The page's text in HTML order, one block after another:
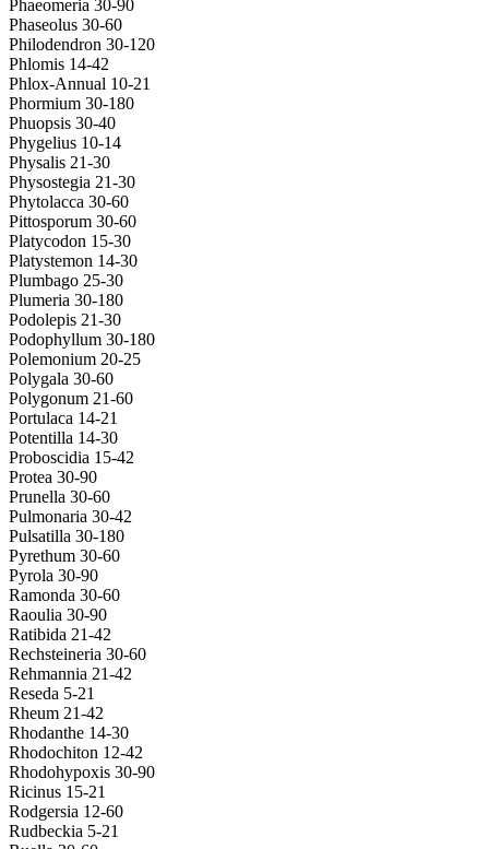
Phaeomeria 30-90
Phaseolus 30-60
Philodendron 30-120
Phlomis 14-42
Phlox-Annual 10-21
Phormium 30-180
Phuopsis 30-40
Phygelius 10-14
Physalis 21-30
Physostegia 21-30
Phytolacca 30-60
Pittosporum 30-60
Platycodon 15-30
Platystemon 14-30
Plumbago 25-30
Plumeria 30-180
Podolepis 21-30
Podophyllum 30-180
Polemonium 20-25
Polygala 30-60
Polygonum 21-60
Portulaca 14-21
Potentilla 14-30
Proboscidia 15-42
Protea 30-90
Prunella 30-60
Pulmonaria 30-42
Pulsatilla 30-180
Pyrethum 30-60
Pyrola 30-90
Ramonda 30-60
Raoulia 30-90
Ratibida 21-42
Rechsteineria 30-60
Rehmannia 21-42
Reseda 5-21
Rheum 21-42
Rhodanthe 14-30
Rhodochiton 12-42
Rhodohypoxis 30-90
Ricinus 15-21
Rodgersia 12-60
Rudbeckia 5-21